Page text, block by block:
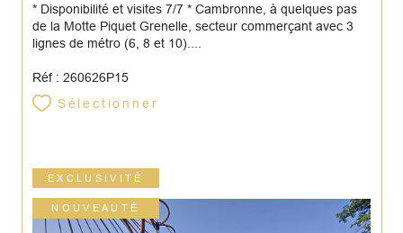
* Disponibilité et visites 7/7 * Cambronne, à quelques pas
de la Motte Piquet Grenelle, secteur commerçant avec 3
lignes de métro (6, 8 et 10)....
Réf : 260626P15
Sélectionner
EXCLUSIVITÉ
NOUVEAUTÉ